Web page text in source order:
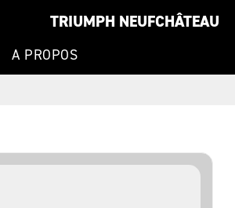
TRIUMPH NEUFCHÂTEAU
A PROPOS